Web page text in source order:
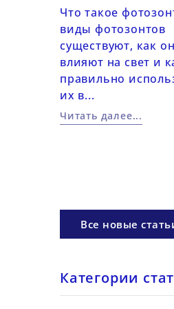
Что такое
виды фотозонтов
существуют, как
влияют на свет и
правильно
их в...
Читать далее...
Все новые
Категории